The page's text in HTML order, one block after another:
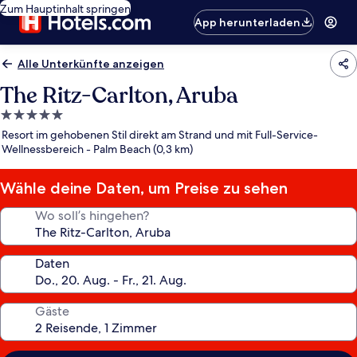
Zum Hauptinhalt springen
App herunterladen
Alle Unterkünfte anzeigen
The Ritz-Carlton, Aruba
5.0-
Sterne-
Unterkunft
Resort im gehobenen Stil direkt am Strand und mit Full-Service-
Wellnessbereich - Palm Beach (0,3 km)
Wähle deine Daten, um Preise zu sehen
Wo soll’s hingehen?
Daten
Gäste